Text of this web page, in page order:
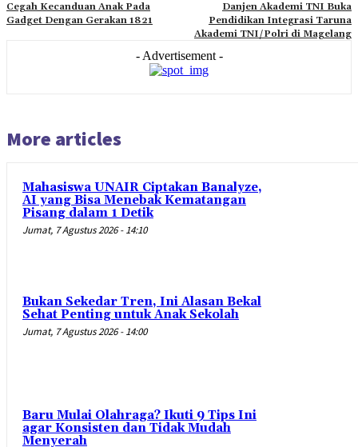
Cegah Kecanduan Anak Pada
Gadget Dengan Gerakan 1821
Danjen Akademi TNI Buka
Pendidikan Integrasi Taruna
Akademi TNI/Polri di Magelang
- Advertisement -
More articles
Mahasiswa UNAIR Ciptakan Banalyze,
AI yang Bisa Menebak Kematangan
Pisang dalam 1 Detik
Jumat, 7 Agustus 2026 - 14:10
Bukan Sekedar Tren, Ini Alasan Bekal
Sehat Penting untuk Anak Sekolah
Jumat, 7 Agustus 2026 - 14:00
Baru Mulai Olahraga? Ikuti 9 Tips Ini
agar Konsisten dan Tidak Mudah
Menyerah